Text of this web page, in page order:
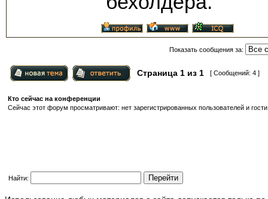
Показать сообщения за:
Страница 1 из 1 [ Сообщений: 4 ]
Кто сейчас на конференции
Сейчас этот форум просматривают: нет зарегистрированных пользователей и
Найти: